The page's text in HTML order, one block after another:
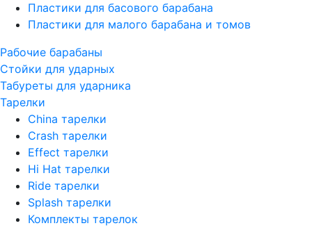
Пластики для басового барабана
Пластики для малого барабана и томов
Рабочие барабаны
Стойки для ударных
Табуреты для ударника
Тарелки
China тарелки
Crash тарелки
Effect тарелки
Hi Hat тарелки
Ride тарелки
Splash тарелки
Комплекты тарелок